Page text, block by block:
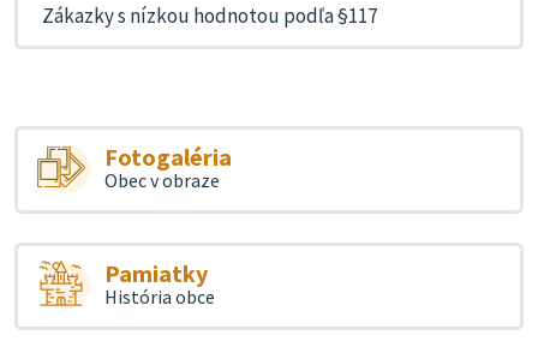
Zákazky s nízkou hodnotou podľa §117
Fotogaléria
Obec v obraze
Pamiatky
História obce